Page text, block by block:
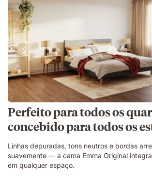
Perfeito para todos os
concebido para todos os
Linhas depuradas, tons neutros e bordas
suavemente — a cama Emma Original
em qualquer espaço.